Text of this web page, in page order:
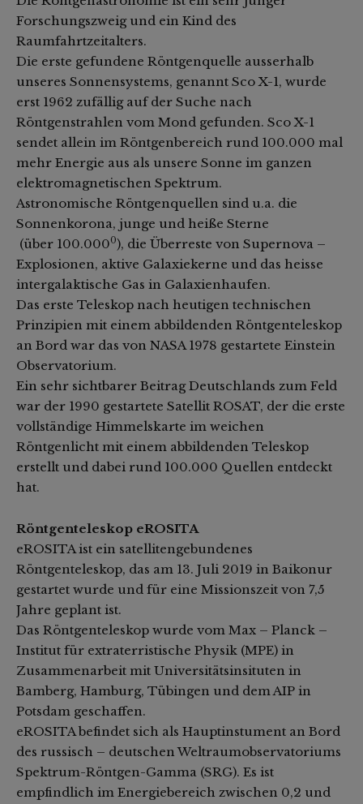
Forschungszweig und ein Kind des
Raumfahrtzeitalters.
Die erste gefundene Röntgenquelle ausserhalb
unseres Sonnensystems, genannt Sco X-1, wurde
erst 1962 zufällig auf der Suche nach
Röntgenstrahlen vom Mond gefunden. Sco X-1
sendet allein im Röntgenbereich rund 100.000 mal
mehr Energie aus als unsere Sonne im ganzen
elektromagnetischen Spektrum.
Astronomische Röntgenquellen sind u.a. die
Sonnenkorona, junge und heiße Sterne
(über 100.0000), die Überreste von Supernova –
Explosionen, aktive Galaxiekerne und das heisse
intergalaktische Gas in Galaxienhaufen.
Das erste Teleskop nach heutigen technischen
Prinzipien mit einem abbildenden Röntgenteleskop
an Bord war das von NASA 1978 gestartete Einstein
Observatorium.
Ein sehr sichtbarer Beitrag Deutschlands zum Feld
war der 1990 gestartete Satellit ROSAT, der die erste
vollständige Himmelskarte im weichen
Röntgenlicht mit einem abbildenden Teleskop
erstellt und dabei rund 100.000 Quellen entdeckt
hat.
Röntgenteleskop eROSITA
eROSITA ist ein satellitengebundenes
Röntgenteleskop, das am 13. Juli 2019 in Baikonur
gestartet wurde und für eine Missionszeit von 7,5
Jahre geplant ist.
Das Röntgenteleskop wurde vom Max – Planck –
Institut für extraterristische Physik (MPE) in
Zusammenarbeit mit Universitätsinsituten in
Bamberg, Hamburg, Tübingen und dem AIP in
Potsdam geschaffen.
eROSITA befindet sich als Hauptinstument an Bord
des russisch – deutschen Weltraumobservatoriums
Spektrum-Röntgen-Gamma (SRG). Es ist
empfindlich im Energiebereich zwischen 0,2 und